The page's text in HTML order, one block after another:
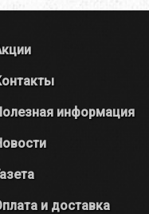
информация
и доставка